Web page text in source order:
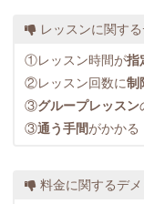
レッスンに関す
①レッスン時間が指
②レッスン回数に制
③グループレッスン
③通う手間がかかる
料金に関するデメ